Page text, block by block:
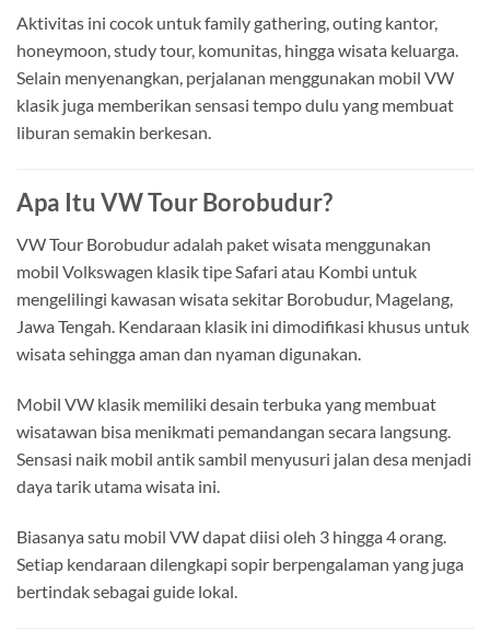
Aktivitas ini cocok untuk family gathering, outing kantor,
honeymoon, study tour, komunitas, hingga wisata keluarga.
Selain menyenangkan, perjalanan menggunakan mobil VW
klasik juga memberikan sensasi tempo dulu yang membuat
liburan semakin berkesan.
Apa Itu VW Tour Borobudur?
VW Tour Borobudur adalah paket wisata menggunakan
mobil Volkswagen klasik tipe Safari atau Kombi untuk
mengelilingi kawasan wisata sekitar Borobudur, Magelang,
Jawa Tengah. Kendaraan klasik ini dimodifikasi khusus untuk
wisata sehingga aman dan nyaman digunakan.
Mobil VW klasik memiliki desain terbuka yang membuat
wisatawan bisa menikmati pemandangan secara langsung.
Sensasi naik mobil antik sambil menyusuri jalan desa menjadi
daya tarik utama wisata ini.
Biasanya satu mobil VW dapat diisi oleh 3 hingga 4 orang.
Setiap kendaraan dilengkapi sopir berpengalaman yang juga
bertindak sebagai guide lokal.